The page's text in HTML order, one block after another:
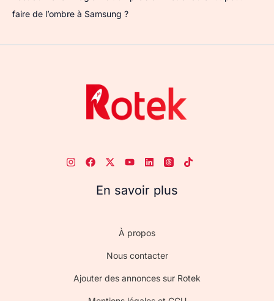
faire de l’ombre à Samsung ?
En savoir plus
À propos
Nous contacter
Ajouter des annonces sur Rotek